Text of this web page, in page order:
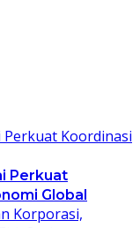
Perkuat
Global